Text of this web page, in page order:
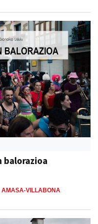
balorazioa
AMASA-VILLABONA